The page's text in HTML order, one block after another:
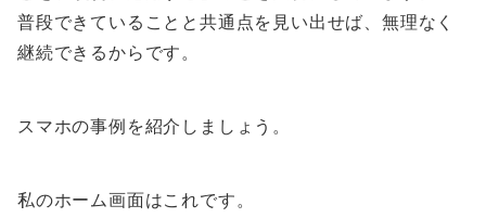
普段できていることと共通点を見い出せば、無理なく
継続できるからです。
スマホの事例を紹介しましょう。
私のホーム画面はこれです。